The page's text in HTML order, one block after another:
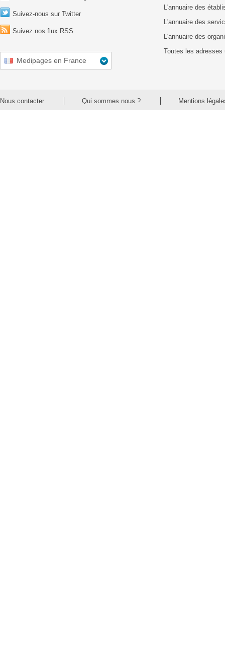
Suivez-nous sur Twitter
Suivez nos flux RSS
Medipages en France
L'annuaire des
L'annuaire des
L'annuaire des
Toutes les adresses
Nous contacter Qui sommes nous ? Mentions